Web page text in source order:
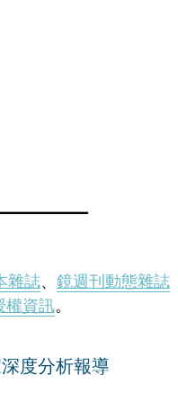
雜誌、 鏡週刊動態雜誌
權資訊。
度分析報導